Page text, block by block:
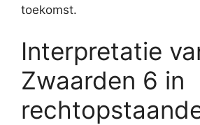
toekomst.
Interpretatie
Zwaarden 6 in